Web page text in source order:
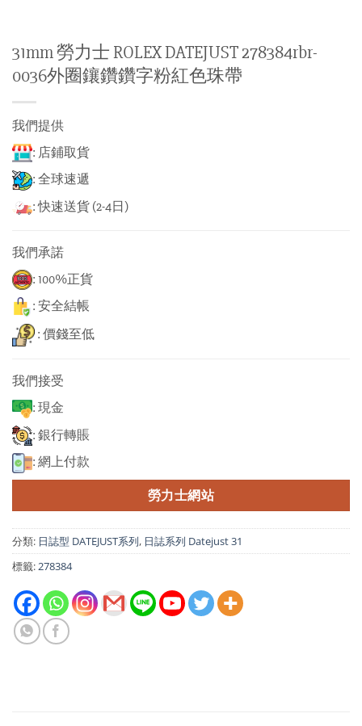
31mm 勞力士 ROLEX DATEJUST 278384rbr-
0036外圈鑲鑽鑽字粉紅色珠帶
我們提供
: 店鋪取貨
: 全球速遞
: 快速送貨 (2-4日)
我們承諾
: 100%正貨
: 安全結帳
: 價錢至低
我們接受
: 現金
: 銀行轉賬
: 網上付款
勞力士網站
分類: 日誌型 DATEJUST系列, 日誌系列 Datejust 31
標籤:278384